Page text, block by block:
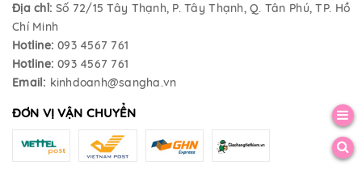
Địa chỉ: Số 72/15 Tây Thạnh, P. Tây Thạnh, Q. Tân Phú, TP. Hồ
Chí Minh
Hotline: 093 4567 761
Hotline: 093 4567 761
Email: kinhdoanh@sangha.vn
ĐƠN VỊ VẬN CHUYỂN